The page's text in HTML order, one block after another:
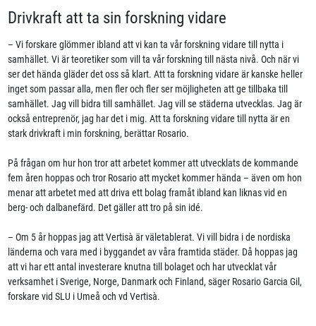
Drivkraft att ta sin forskning vidare
– Vi forskare glömmer ibland att vi kan ta vår forskning vidare till nytta i
samhället. Vi är teoretiker som vill ta vår forskning till nästa nivå. Och när vi
ser det hända gläder det oss så klart. Att ta forskning vidare är kanske heller
inget som passar alla, men fler och fler ser möjligheten att ge tillbaka till
samhället. Jag vill bidra till samhället. Jag vill se städerna utvecklas. Jag är
också entreprenör, jag har det i mig. Att ta forskning vidare till nytta är en
stark drivkraft i min forskning, berättar Rosario.
På frågan om hur hon tror att arbetet kommer att utvecklats de kommande
fem åren hoppas och tror Rosario att mycket kommer hända – även om hon
menar att arbetet med att driva ett bolag framåt ibland kan liknas vid en
berg- och dalbanefärd. Det gäller att tro på sin idé.
– Om 5 år hoppas jag att Vertisà är väletablerat. Vi vill bidra i de nordiska
länderna och vara med i byggandet av våra framtida städer. Då hoppas jag
att vi har ett antal investerare knutna till bolaget och har utvecklat vår
verksamhet i Sverige, Norge, Danmark och Finland, säger Rosario Garcia Gil,
forskare vid SLU i Umeå och vd Vertisà.